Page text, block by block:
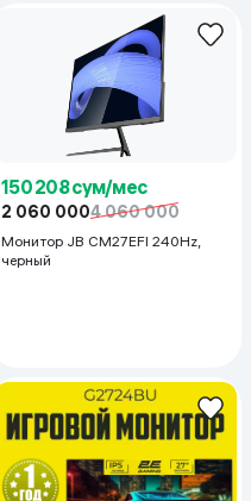
150 208 сум/мес
2 060 0004 060 000
Монитор JB CM27EFI 240Hz,
черный